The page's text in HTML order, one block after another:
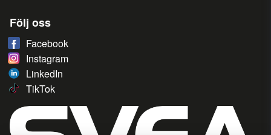
Följ oss
Facebook
Instagram
LinkedIn
TikTok